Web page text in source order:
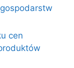
cen